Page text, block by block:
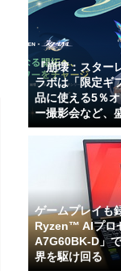
『崩壊：スター
ラボは「限定ギ
品に使える5％
ー撮影会など、
ゲームプレイも
Ryzen™ AIプロ
A7G60BK-D」
界を駆け回る